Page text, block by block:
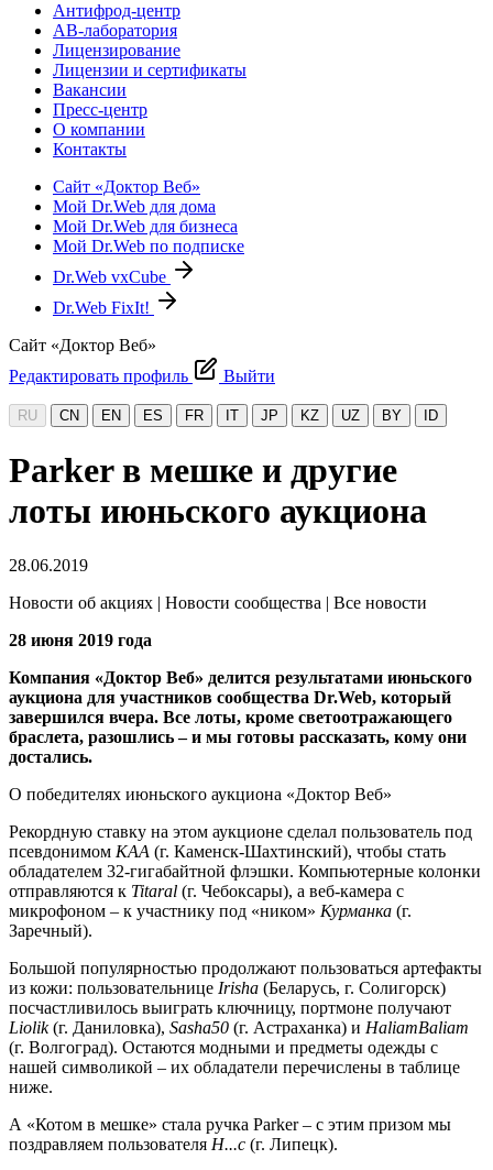
Антифрод-центр
АВ-лаборатория
Лицензирование
Лицензии и сертификаты
Вакансии
Пресс-центр
О компании
Контакты
Сайт «Доктор Веб»
Мой Dr.Web для дома
Мой Dr.Web для бизнеса
Мой Dr.Web по подписке
Dr.Web vxCube
Dr.Web FixIt!
Сайт «Доктор Веб»
Редактировать профиль
Выйти
RU CN EN ES FR IT JP KZ UZ BY ID
Parker в мешке и другие
лоты июньского аукциона
28.06.2019
Новости об акциях | Новости сообщества | Все новости
28 июня 2019 года
Компания «Доктор Веб» делится результатами июньского
аукциона для участников сообщества Dr.Web, который
завершился вчера. Все лоты, кроме светоотражающего
браслета, разошлись – и мы готовы рассказать, кому они
достались.
О победителях июньского аукциона «Доктор Веб»
Рекордную ставку на этом аукционе сделал пользователь под
псевдонимом КАА (г. Каменск-Шахтинский), чтобы стать
обладателем 32-гигабайтной флэшки. Компьютерные колонки
отправляются к Titaral (г. Чебоксары), а веб-камера с
микрофоном – к участнику под «ником» Курманка (г.
Заречный).
Большой популярностью продолжают пользоваться артефакты
из кожи: пользовательнице Irisha (Беларусь, г. Солигорск)
посчастливилось выиграть ключницу, портмоне получают
Liolik(г. Даниловка), Sasha50 (г. Астраханка) и HaliamBaliam
(г. Волгоград). Остаются модными и предметы одежды с
нашей символикой – их обладатели перечислены в таблице
ниже.
А «Котом в мешке» стала ручка Parker – c этим призом мы
поздравляем пользователя Н...с (г. Липецк).